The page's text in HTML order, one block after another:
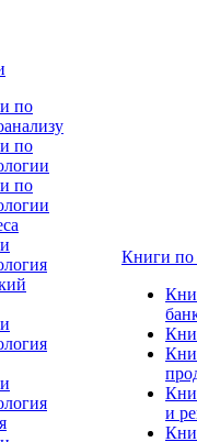
по
по
по
Книги по
и